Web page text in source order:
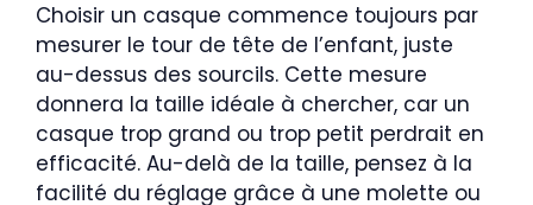
Choisir un casque commence toujours par
mesurer le tour de tête de l’enfant, juste
au-dessus des sourcils. Cette mesure
donnera la taille idéale à chercher, car un
casque trop grand ou trop petit perdrait en
efficacité. Au-delà de la taille, pensez à la
facilité du réglage grâce à une molette ou